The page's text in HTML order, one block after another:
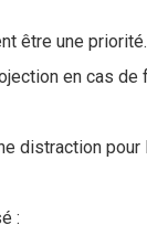
être une
en cas de
distraction
: